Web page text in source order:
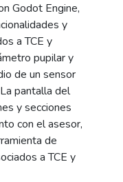
Godot Engine,
y
a TCE y
pupilar y
de un sensor
pantalla del
y secciones
con el asesor,
de
a TCE y